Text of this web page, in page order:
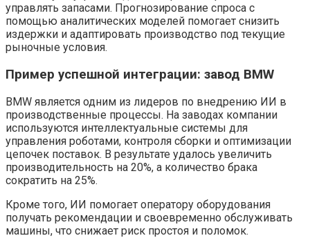
управлять запасами. Прогнозирование спроса с
помощью аналитических моделей помогает снизить
издержки и адаптировать производство под текущие
рыночные условия.
Пример успешной интеграции: завод BMW
BMW является одним из лидеров по внедрению ИИ в
производственные процессы. На заводах компании
используются интеллектуальные системы для
управления роботами, контроля сборки и оптимизации
цепочек поставок. В результате удалось увеличить
производительность на 20%, а количество брака
сократить на 25%.
Кроме того, ИИ помогает оператору оборудования
получать рекомендации и своевременно обслуживать
машины, что снижает риск простоя и поломок.